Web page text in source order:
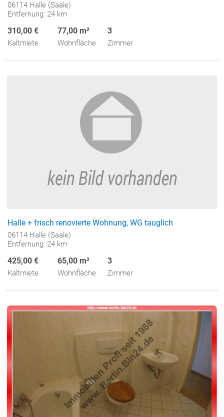
06114 Halle (Saale)
Entfernung: 24 km
310,00 €
Kaltmiete
77,00 m²
Wohnfläche
3
Zimmer
Halle + frisch renovierte Wohnung, WG tauglich
06114 Halle (Saale)
Entfernung: 24 km
425,00 €
Kaltmiete
65,00 m²
Wohnfläche
3
Zimmer